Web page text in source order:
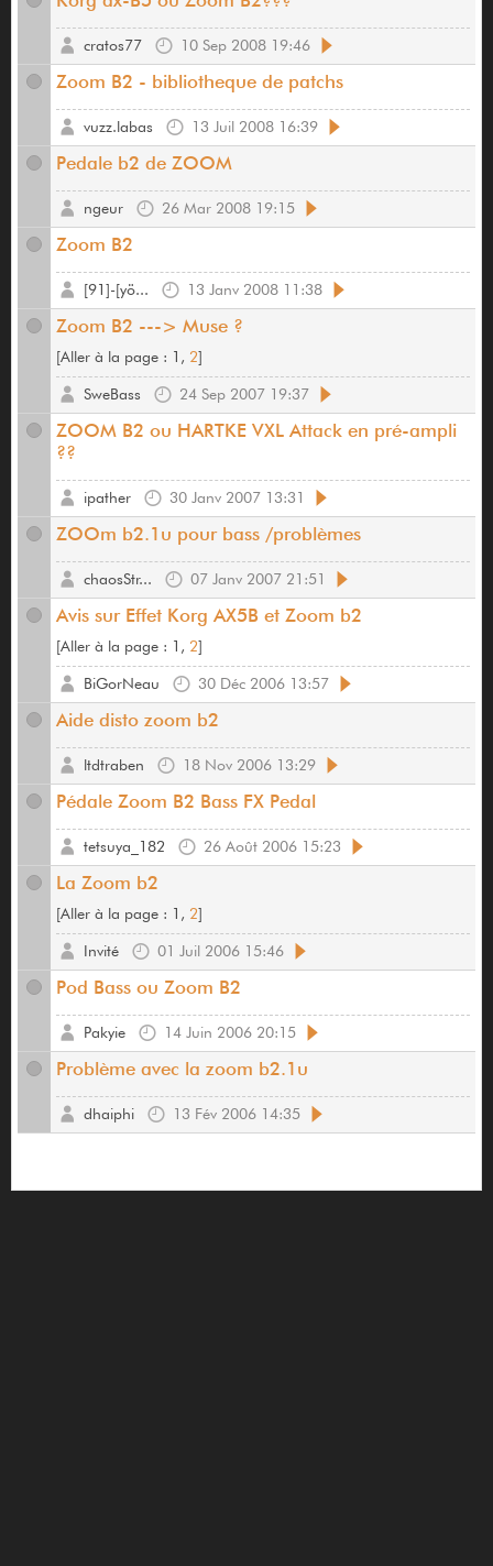
10 Sep 2008 19:46
cratos77
Zoom B2 - bibliotheque de patchs
13 Juil 2008 16:39
vuzz.labas
Pedale b2 de ZOOM
26 Mar 2008 19:15
ngeur
Zoom B2
13 Janv 2008 11:38
[91]-[yö...
Zoom B2 ---> Muse ?
[Aller à la page : 1, 2]
24 Sep 2007 19:37
SweBass
ZOOM B2 ou HARTKE VXL Attack en pré-ampli
??
30 Janv 2007 13:31
ipather
ZOOm b2.1u pour bass /problèmes
07 Janv 2007 21:51
chaosStr...
Avis sur Effet Korg AX5B et Zoom b2
[Aller à la page : 1, 2]
30 Déc 2006 13:57
BiGorNeau
Aide disto zoom b2
18 Nov 2006 13:29
ltdtraben
Pédale Zoom B2 Bass FX Pedal
26 Août 2006 15:23
tetsuya_182
La Zoom b2
[Aller à la page : 1, 2]
01 Juil 2006 15:46
Invité
Pod Bass ou Zoom B2
14 Juin 2006 20:15
Pakyie
Problème avec la zoom b2.1u
13 Fév 2006 14:35
dhaiphi